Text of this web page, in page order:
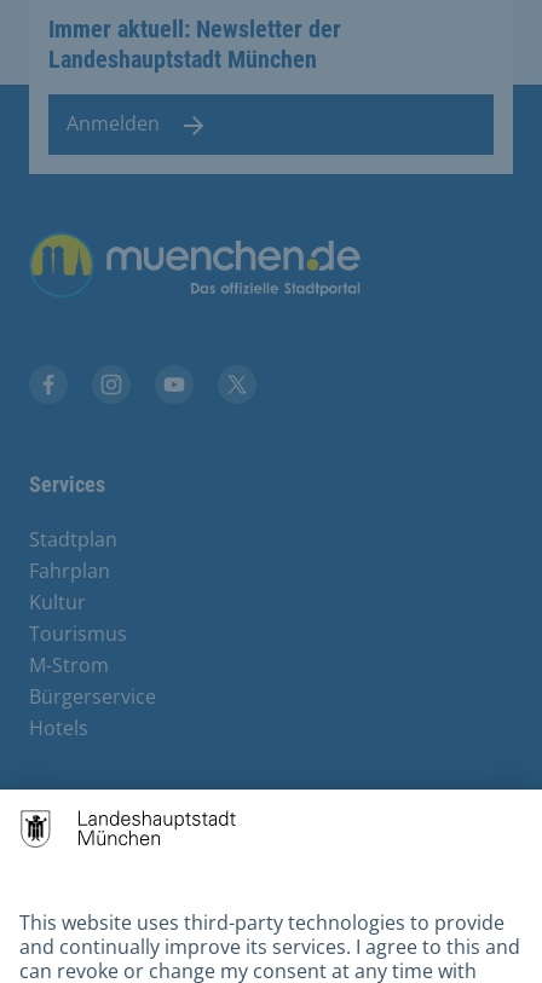
Immer aktuell: Newsletter der
Landeshauptstadt München
Anmelden
Übergreifende Links
Services
Stadtplan
Fahrplan
Kultur
Tourismus
M-Strom
Bürgerservice
Hotels
Contact
Gebärdensprache
Datenschutz